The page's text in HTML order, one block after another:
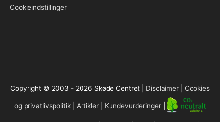
Cookieindstillinger
Copyright © 2003 - 2026 Skøde Centret Disclaimer Cookies
og privatlivspolitik| Artikler| Kundevurderinger|